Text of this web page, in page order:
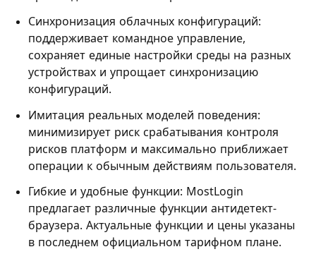
Синхронизация облачных конфигураций:
поддерживает командное управление,
сохраняет единые настройки среды на разных
устройствах и упрощает синхронизацию
конфигураций.
Имитация реальных моделей поведения:
минимизирует риск срабатывания контроля
рисков платформ и максимально приближает
операции к обычным действиям пользователя.
Гибкие и удобные функции: MostLogin
предлагает различные функции антидетект-
браузера. Актуальные функции и цены указаны
в последнем официальном тарифном плане.